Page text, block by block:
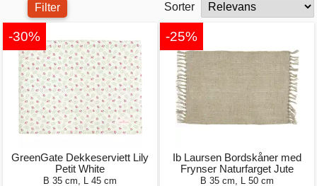
Filter Sorter
-30%
GreenGate Dekkeserviett Lily
Petit White
B 35 cm, L 45 cm
-25%
Ib Laursen Bordskåner med
Frynser Naturfarget Jute
B 35 cm, L 50 cm